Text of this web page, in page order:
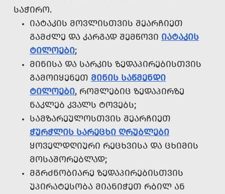
ᲡᲐᲭᲘᲠᲝ.
ᲘᲐᲢᲐᲙᲘᲡ ᲛᲝᲕᲚᲘᲡᲗᲕᲘᲡ ᲨᲔᲐᲠᲩᲘᲔᲗ
ᲒᲐᲛᲫᲚᲔ ᲓᲐ ᲙᲐᲠᲒᲐᲓ ᲨᲔᲛᲬᲝᲕᲘ ᲘᲐᲢᲐᲙᲘᲡ
ᲢᲘᲚᲝᲔᲑᲘ;
ᲛᲘᲜᲘᲡᲐ ᲓᲐ ᲡᲐᲠᲙᲘᲡ ᲖᲔᲓᲐᲞᲘᲠᲔᲑᲘᲡᲗᲕᲘᲡ
ᲒᲐᲛᲝᲘᲧᲔᲜᲔᲗ ᲛᲘᲜᲘᲡ ᲡᲐᲬᲛᲔᲜᲓᲘ
ᲢᲘᲚᲝᲔᲑᲘ, ᲠᲝᲛᲚᲔᲑᲘᲪ ᲖᲔᲓᲐᲞᲘᲠᲖᲔ
ᲜᲐᲙᲚᲔᲑ ᲙᲕᲐᲚᲡ ᲢᲝᲕᲔᲑᲡ;
ᲡᲐᲛᲖᲐᲠᲔᲣᲚᲝᲡᲗᲕᲘᲡ ᲨᲔᲐᲠᲩᲘᲔᲗ
ᲭᲣᲠᲭᲚᲘᲡ ᲡᲐᲠᲔᲪᲮᲘ ᲦᲠᲣᲑᲚᲔᲑᲘ
ᲧᲝᲕᲔᲚᲓᲦᲘᲣᲠᲘ ᲠᲔᲪᲮᲕᲘᲡᲐ ᲓᲐ ᲪᲮᲘᲛᲘᲡ
ᲛᲝᲡᲐᲨᲝᲠᲔᲑᲚᲐᲓ;
ᲛᲒᲠᲫᲜᲝᲑᲘᲐᲠᲔ ᲖᲔᲓᲐᲞᲘᲠᲔᲑᲘᲡᲗᲕᲘᲡ
ᲣᲞᲘᲠᲐᲢᲔᲡᲝᲑᲐ ᲛᲘᲐᲜᲘᲭᲔᲗ ᲠᲑᲘᲚ ᲐᲜ